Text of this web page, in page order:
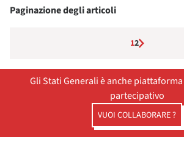
Paginazione degli articoli
12
Gli Stati Generali è anche
partecipativo
VUOI COLLABORARE ?